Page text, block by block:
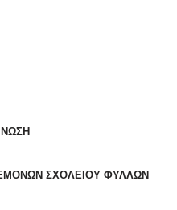
ΣΧΟΛΕΙΟΥ ΦΥΛΛΩΝ